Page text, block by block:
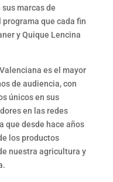
marcas de
que cada fin
y Quique Lencina
es el mayor
de audiencia, con
únicos en sus
en las redes
que desde hace años
los productos
nuestra agricultura y